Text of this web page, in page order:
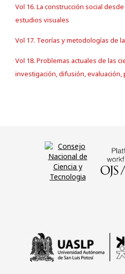
Vol 16. La construcción social
estudios visuales
Vol 17. Teorías y metodologías de
Vol 18. Problemas actuales de las
investigación, difusión, evaluación,